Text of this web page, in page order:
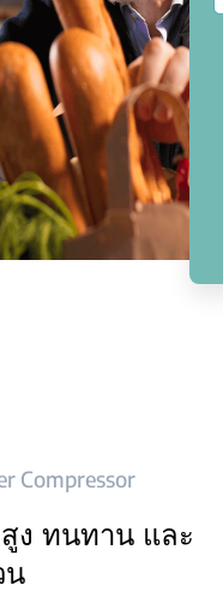
Compressor
ง ทนทาน และ
น